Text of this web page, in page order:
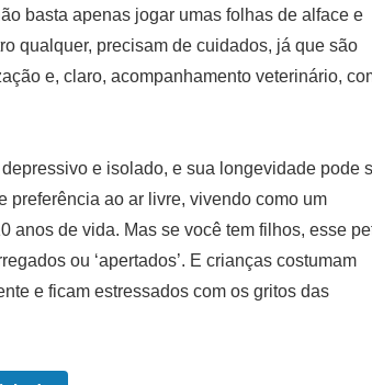
basta apenas jogar umas folhas de alface e
qualquer, precisam de cuidados, já que são
e, claro, acompanhamento veterinário,
e isolado, e sua longevidade pode
preferência ao ar livre, vivendo como um
anos de vida. Mas se você tem filhos, esse
ou ‘apertados’. E crianças costumam
e ficam estressados com os gritos das